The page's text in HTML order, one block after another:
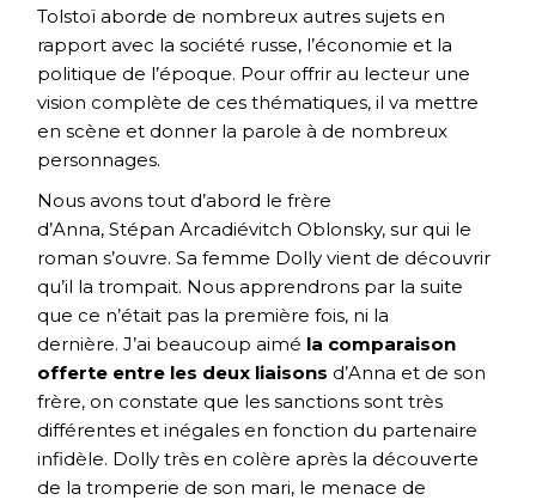
Tolstoï aborde de nombreux autres sujets en
rapport avec la société russe, l’économie et la
politique de l’époque. Pour offrir au lecteur une
vision complète de ces thématiques, il va mettre
en scène et donner la parole à de nombreux
personnages.
Nous avons tout d’abord le frère
d’Anna, Stépan Arcadiévitch Oblonsky, sur qui le
roman s’ouvre. Sa femme Dolly vient de découvrir
qu’il la trompait. Nous apprendrons par la suite
que ce n’était pas la première fois, ni la
dernière. J’ai beaucoup aimé la comparaison
offerte entre les deux liaisons d’Anna et de son
frère, on constate que les sanctions sont très
différentes et inégales en fonction du partenaire
infidèle. Dolly très en colère après la découverte
de la tromperie de son mari, le menace de